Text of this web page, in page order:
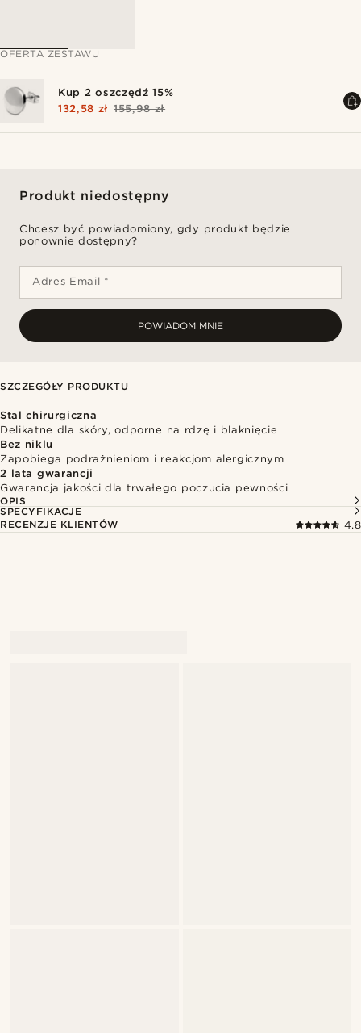
OFERTA ZESTAWU
Kup 2 oszczędź 15%
132,58 zł 155,98 zł
Produkt niedostępny
Chcesz być powiadomiony, gdy produkt będzie
ponownie dostępny?
Adres Email *
POWIADOM MNIE
SZCZEGÓŁY PRODUKTU
Stal chirurgiczna
Delikatne dla skóry, odporne na rdzę i blaknięcie
Bez niklu
Zapobiega podrażnieniom i reakcjom alergicznym
2 lata gwarancji
Gwarancja jakości dla trwałego poczucia pewności
OPIS
SPECYFIKACJE
RECENZJE KLIENTÓW
4.8